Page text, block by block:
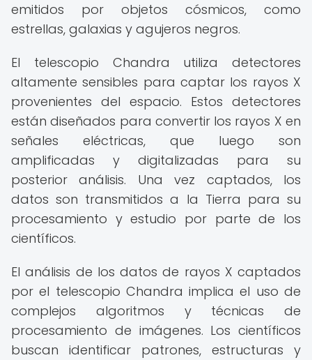
emitidos por objetos cósmicos, como
estrellas, galaxias y agujeros negros.
El telescopio Chandra utiliza detectores
altamente sensibles para captar los rayos X
provenientes del espacio. Estos detectores
están diseñados para convertir los rayos X en
señales eléctricas, que luego son
amplificadas y digitalizadas para su
posterior análisis. Una vez captados, los
datos son transmitidos a la Tierra para su
procesamiento y estudio por parte de los
científicos.
El análisis de los datos de rayos X captados
por el telescopio Chandra implica el uso de
complejos algoritmos y técnicas de
procesamiento de imágenes. Los científicos
buscan identificar patrones, estructuras y